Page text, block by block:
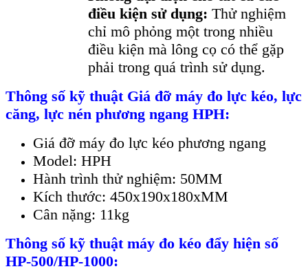
điều kiện sử dụng: Thử nghiệm
chỉ mô phỏng một trong nhiều
điều kiện mà lông cọ có thể gặp
phải trong quá trình sử dụng.
Thông số kỹ thuật Giá đỡ máy đo lực kéo, lực
căng, lực nén phương ngang HPH:
Giá đỡ máy đo lực kéo phương ngang
Model: HPH
Hành trình thử nghiệm: 50MM
Kích thước: 450x190x180xMM
Cân nặng: 11kg
Thông số kỹ thuật máy đo kéo đẩy hiện số
HP-500/HP-1000: